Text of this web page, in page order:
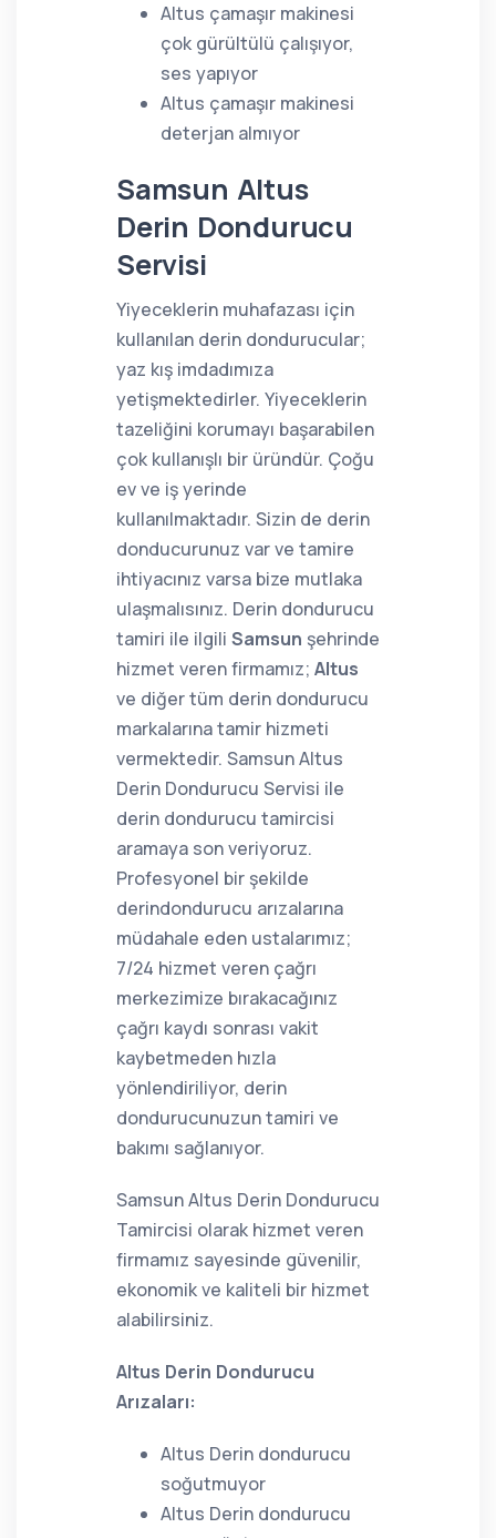
Altus çamaşır makinesi
çok gürültülü çalışıyor,
ses yapıyor
Altus çamaşır makinesi
deterjan almıyor
Samsun Altus
Derin Dondurucu
Servisi
Yiyeceklerin muhafazası için
kullanılan derin dondurucular;
yaz kış imdadımıza
yetişmektedirler. Yiyeceklerin
tazeliğini korumayı başarabilen
çok kullanışlı bir üründür. Çoğu
ev ve iş yerinde
kullanılmaktadır. Sizin de derin
donducurunuz var ve tamire
ihtiyacınız varsa bize mutlaka
ulaşmalısınız. Derin dondurucu
tamiri ile ilgili Samsun şehrinde
hizmet veren firmamız; Altus
ve diğer tüm derin dondurucu
markalarına tamir hizmeti
vermektedir. Samsun Altus
Derin Dondurucu Servisi ile
derin dondurucu tamircisi
aramaya son veriyoruz.
Profesyonel bir şekilde
derindondurucu arızalarına
müdahale eden ustalarımız;
7/24 hizmet veren çağrı
merkezimize bırakacağınız
çağrı kaydı sonrası vakit
kaybetmeden hızla
yönlendiriliyor, derin
dondurucunuzun tamiri ve
bakımı sağlanıyor.
Samsun Altus Derin Dondurucu
Tamircisi olarak hizmet veren
firmamız sayesinde güvenilir,
ekonomik ve kaliteli bir hizmet
alabilirsiniz.
Altus Derin Dondurucu
Arızaları:
Altus Derin dondurucu
soğutmuyor
Altus Derin dondurucu